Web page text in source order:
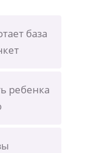
база
ребенка